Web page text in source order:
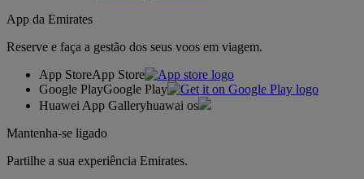
App da Emirates
Reserve e faça a gestão dos seus voos em viagem.
App StoreApp Store
Google PlayGoogle Play
Huawei App Galleryhuawai os
Mantenha-se ligado
Partilhe a sua experiência Emirates.